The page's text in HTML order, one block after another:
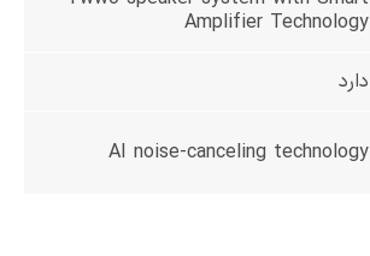
Amplifier Technology
دارد
AI noise-canceling technology